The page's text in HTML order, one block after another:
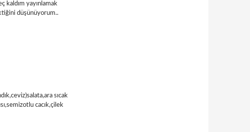
kaldım yayınlamak
düşünüyorum..
sıcak
cacık,çilek